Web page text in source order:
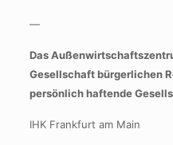
—
Das
Gesellschaft bürgerlichen
persönlich haftende
IHK Frankfurt am Main